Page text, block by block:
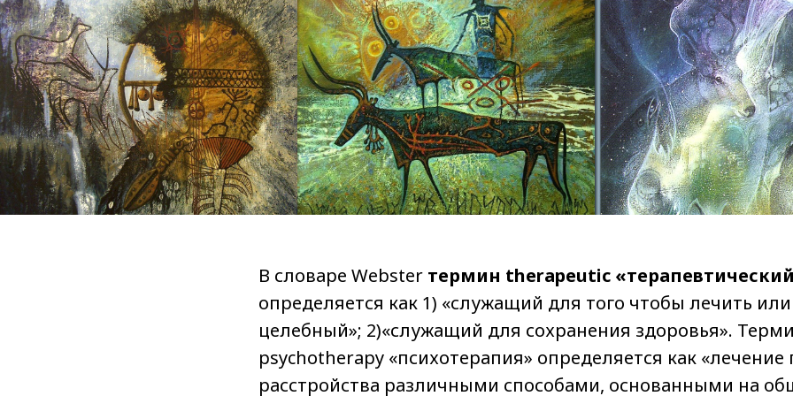
В словаре Webster термин therapeutic
определяется как 1) «служащий для того чтобы лечить
целебный»; 2)«служащий для сохранения здоровья».
psychotherapy «психотерапия» определяется как «лечение
расстройства различными способами, основанными на